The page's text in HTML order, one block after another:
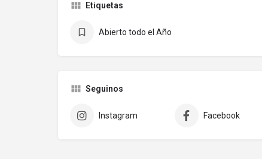
Etiquetas
Abierto todo el Año
Seguinos
Instagram Facebook